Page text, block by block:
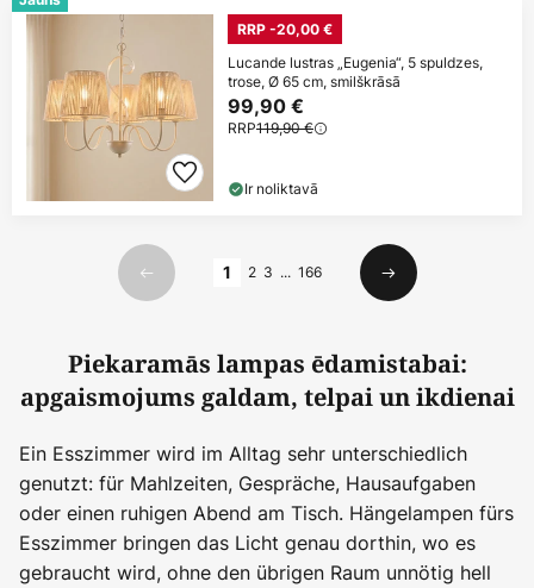
RRP -20,00 €
Lucande lustras „Eugenia“, 5 spuldzes,
trose, Ø 65 cm, smilškrāsā
99,90 €
RRP119,90 €
Ir noliktavā
Iepriekšējais
1 2 3 ... 166
Nākamais
Piekaramās lampas ēdamistabai:
apgaismojums galdam, telpai un ikdienai
Ein Esszimmer wird im Alltag sehr unterschiedlich
genutzt: für Mahlzeiten, Gespräche, Hausaufgaben
oder einen ruhigen Abend am Tisch. Hängelampen fürs
Esszimmer bringen das Licht genau dorthin, wo es
gebraucht wird, ohne den übrigen Raum unnötig hell